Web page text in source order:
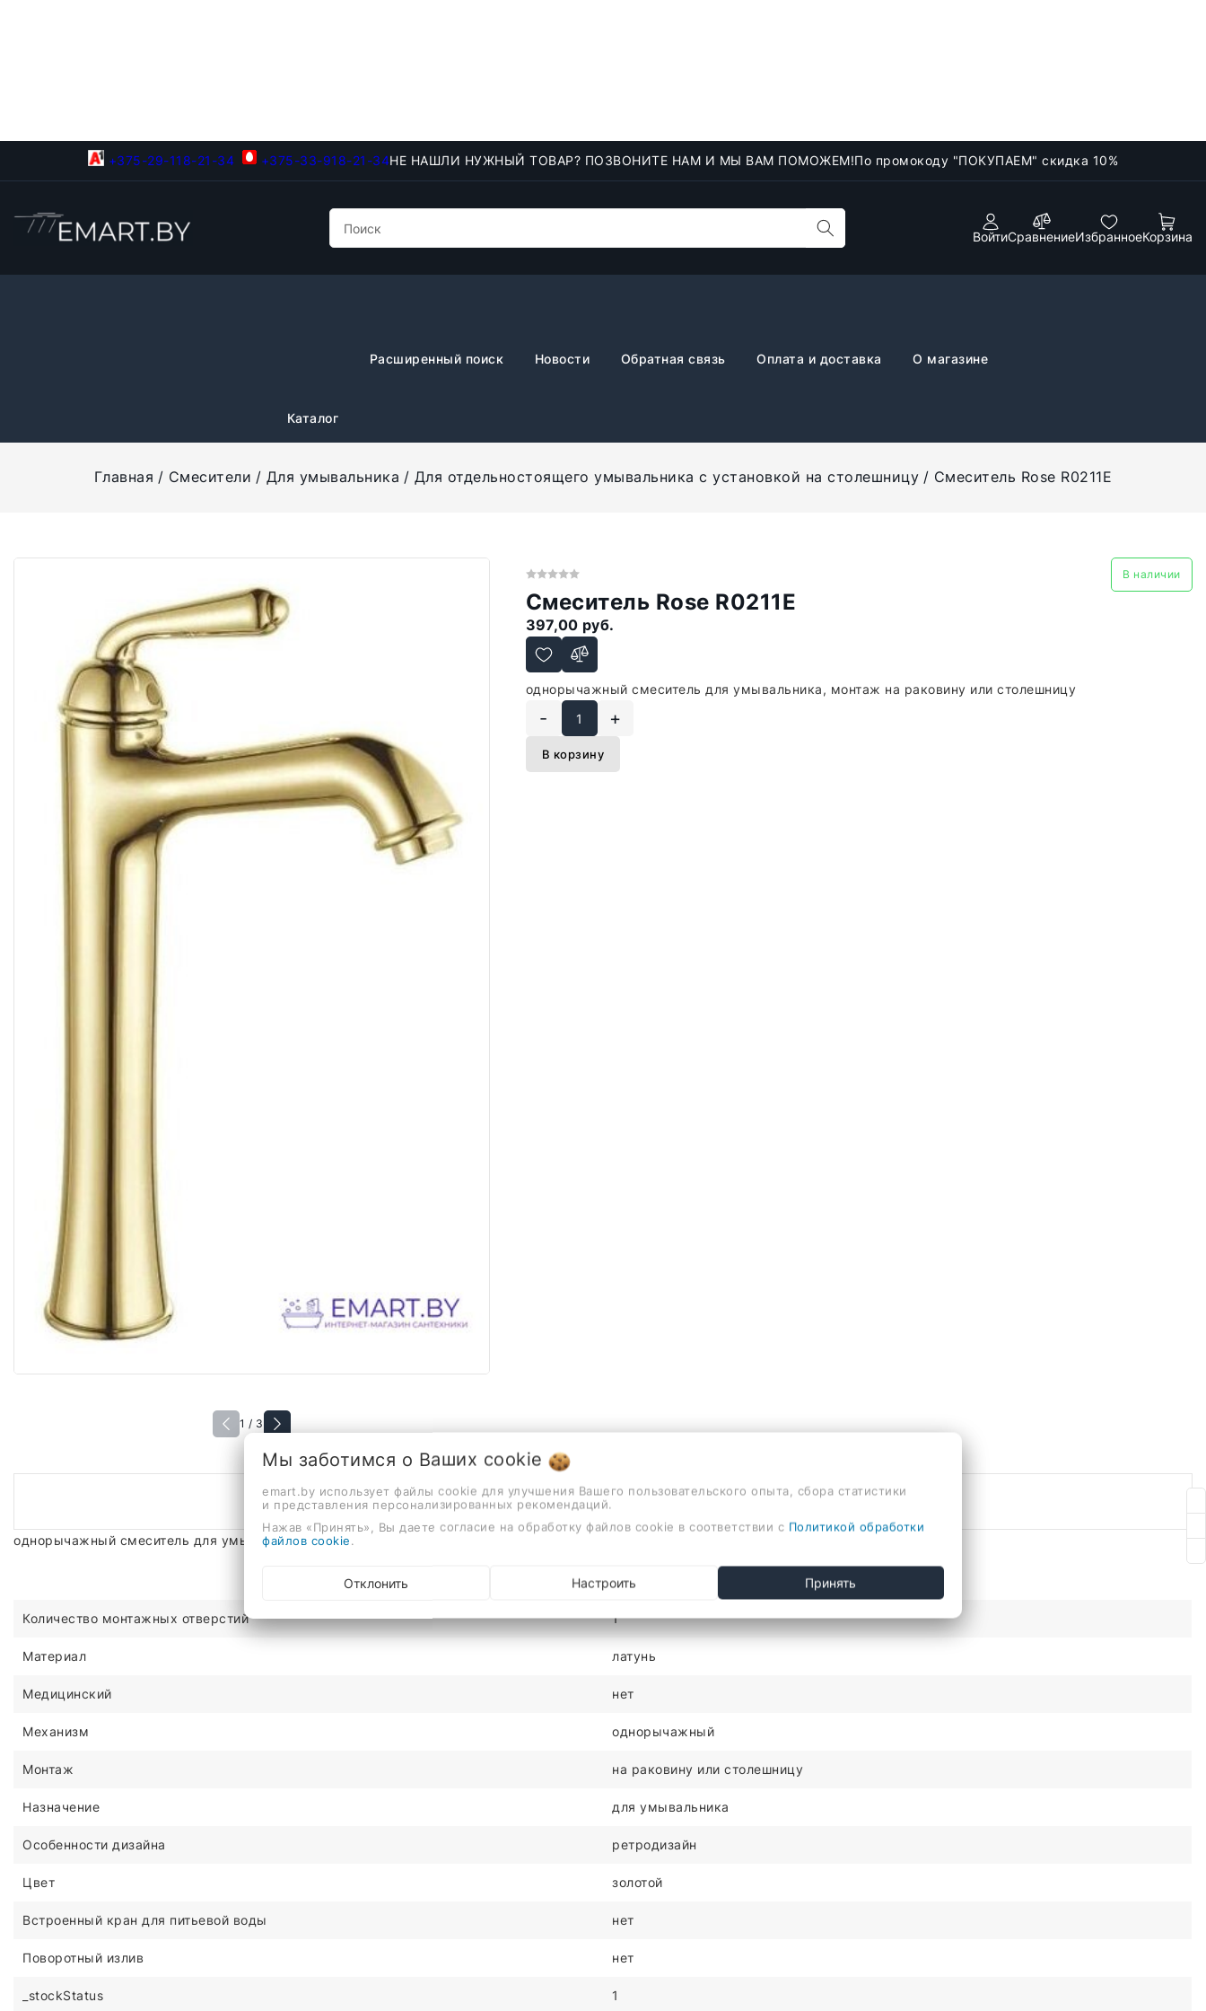
+375-29-118-21-34 +375-33-918-21-34НЕ НАШЛИ НУЖНЫЙ ТОВАР? ПОЗВОНИТЕ НАМ И МЫ ВАМ ПОМОЖЕМ!По промокоду "ПОКУПАЕМ" скидка 10%
ВойтиСравнениеИзбранноеКорзина
Каталог
Расширенный поиск Новости Обратная связь Оплата и доставка О магазине
Главная Смесители Для умывальника Для отдельностоящего умывальника с установкой на столешницу Смеситель Rose R0211E
1 / 3
В наличии
Смеситель Rose R0211E
397,00 руб.
однорычажный смеситель для умывальника, монтаж на раковину или столешницу
- +
В корзину
Описание Отзывы
однорычажный смеситель для умывальника, монтаж на раковину или столешницу
Количество монтажных отверстий 1
Материал латунь
Медицинский нет
Механизм однорычажный
Монтаж на раковину или столешницу
Назначение для умывальника
Особенности дизайна ретродизайн
Цвет золотой
Встроенный кран для питьевой воды нет
Поворотный излив нет
_stockStatus 1
Мы заботимся о Ваших cookie
emart.by использует файлы cookie для улучшения Вашего пользовательского опыта, сбора статистики
и представления персонализированных рекомендаций.
Нажав «Принять», Вы даете согласие на обработку файлов cookie в соответствии с Политикой обработки
файлов cookie
Отклонить Настроить Принять